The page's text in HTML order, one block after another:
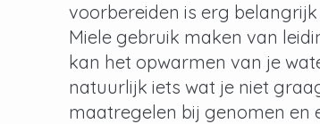
voorbereiden is erg
Miele gebruik maken van
kan het opwarmen van je
natuurlijk iets wat je niet
maatregelen bij genomen